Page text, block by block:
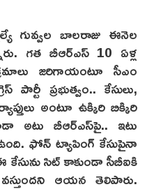
గువ్వల బాలరాజు ఈనెల
గత బీఆర్ఎస్ 10 ఏళ్ల
జరిగాయంటూ సీఎం
పార్టీ ప్రభుత్వం.. కేసులు,
అంటూ ఉక్కిరి బిక్కిరి
అటు బీఆర్ఎస్‌పై.. ఇటు
ఉంది. ఫోన్ ట్యాపింగ్‌ కేసుపైనా
సిట్ కాకుండా సీబీఐకి
ఆయన తెలిపారు.